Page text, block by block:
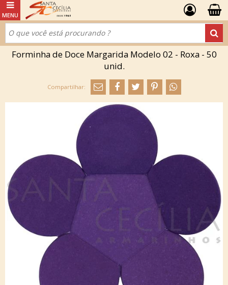
Forminha de Doce Margarida Modelo 02 - Roxa - 50
unid.